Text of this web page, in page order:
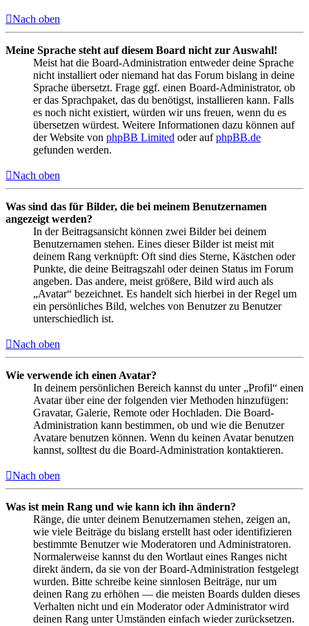
Nach oben
Meine Sprache steht auf diesem Board nicht zur Auswahl!
Meist hat die Board-Administration entweder deine Sprache
nicht installiert oder niemand hat das Forum bislang in deine
Sprache übersetzt. Frage ggf. einen Board-Administrator, ob
er das Sprachpaket, das du benötigst, installieren kann. Falls
es noch nicht existiert, würden wir uns freuen, wenn du es
übersetzen würdest. Weitere Informationen dazu können auf
der Website von phpBB Limited oder aufphpBB.de
gefunden werden.
Nach oben
Was sind das für Bilder, die bei meinem Benutzernamen
angezeigt werden?
In der Beitragsansicht können zwei Bilder bei deinem
Benutzernamen stehen. Eines dieser Bilder ist meist mit
deinem Rang verknüpft: Oft sind dies Sterne, Kästchen oder
Punkte, die deine Beitragszahl oder deinen Status im Forum
angeben. Das andere, meist größere, Bild wird auch als
„Avatar“ bezeichnet. Es handelt sich hierbei in der Regel um
ein persönliches Bild, welches von Benutzer zu Benutzer
unterschiedlich ist.
Nach oben
Wie verwende ich einen Avatar?
In deinem persönlichen Bereich kannst du unter „Profil“ einen
Avatar über eine der folgenden vier Methoden hinzufügen:
Gravatar, Galerie, Remote oder Hochladen. Die Board-
Administration kann bestimmen, ob und wie die Benutzer
Avatare benutzen können. Wenn du keinen Avatar benutzen
kannst, solltest du die Board-Administration kontaktieren.
Nach oben
Was ist mein Rang und wie kann ich ihn ändern?
Ränge, die unter deinem Benutzernamen stehen, zeigen an,
wie viele Beiträge du bislang erstellt hast oder identifizieren
bestimmte Benutzer wie Moderatoren und Administratoren.
Normalerweise kannst du den Wortlaut eines Ranges nicht
direkt ändern, da sie von der Board-Administration festgelegt
wurden. Bitte schreibe keine sinnlosen Beiträge, nur um
deinen Rang zu erhöhen — die meisten Boards dulden dieses
Verhalten nicht und ein Moderator oder Administrator wird
deinen Rang unter Umständen einfach wieder zurücksetzen.